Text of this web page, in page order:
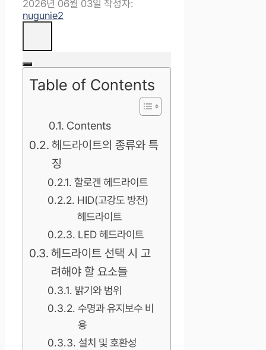
2026년 06월 03일 작성자:
nugunie2
Table of Contents
Contents
헤드라이트의 종류와 특
징
할로겐 헤드라이트
HID(고강도 방전)
헤드라이트
LED 헤드라이트
헤드라이트 선택 시 고
려해야 할 요소들
밝기와 범위
수명과 유지보수 비
용
설치 및 호환성